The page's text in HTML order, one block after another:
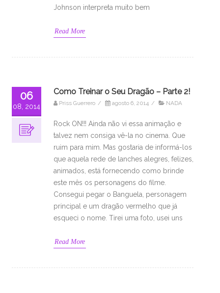
Johnson interpreta muito bem
Read More
06
08, 2014
Como Treinar o Seu Dragão – Parte 2!
Priss Guerrero / agosto 6, 2014 / NADA
Rock ON!!! Ainda não vi essa animação e
talvez nem consiga vê-la no cinema. Que
ruim para mim. Mas gostaria de informá-los
que aquela rede de lanches alegres, felizes,
animados, está fornecendo como brinde
este mês os personagens do filme.
Consegui pegar o Banguela, personagem
principal e um dragão vermelho que já
esqueci o nome. Tirei uma foto, usei uns
Read More